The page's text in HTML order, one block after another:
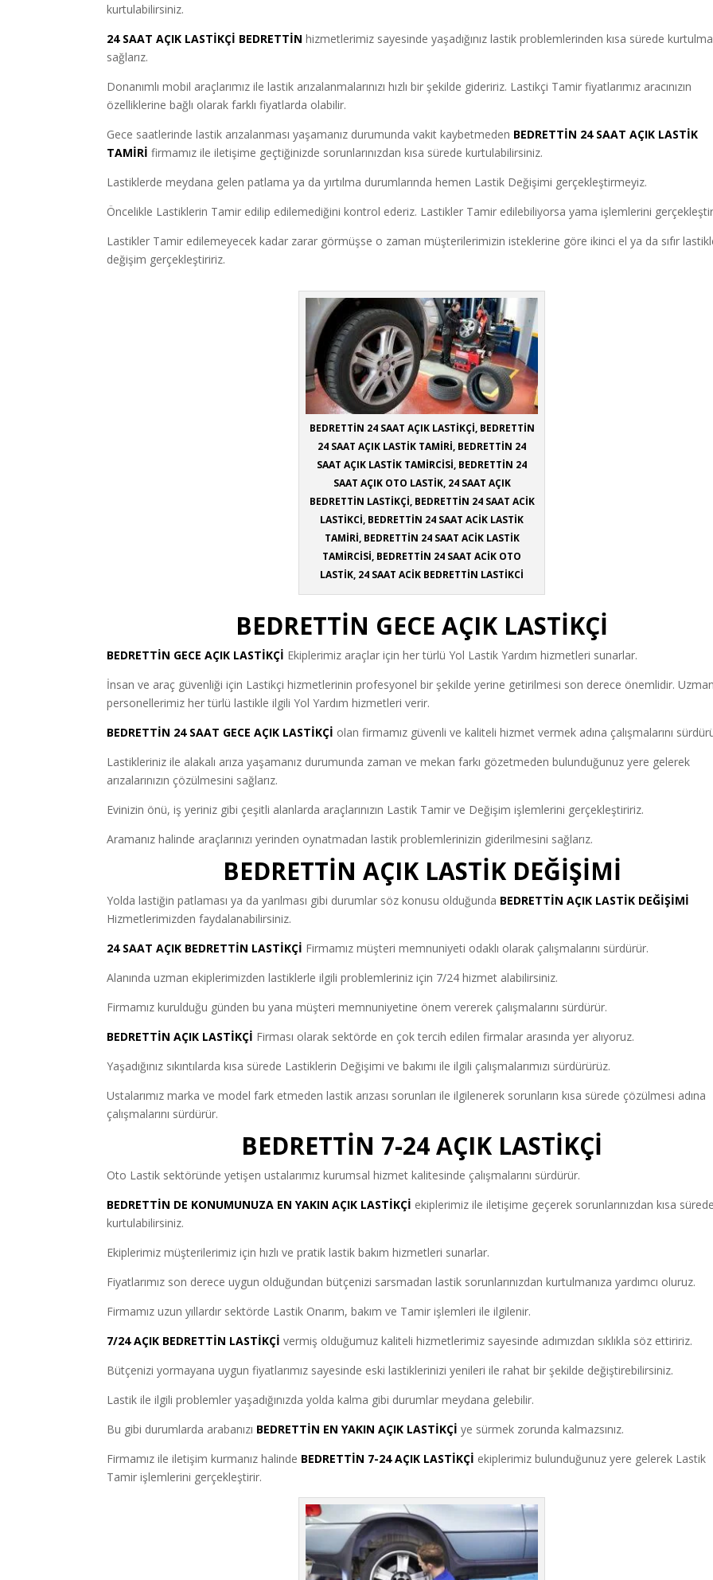
kurtulabilirsiniz.
24 SAAT AÇIK LASTİKÇİ BEDRETTİN hizmetlerimiz sayesinde yaşadığınız lastik problemlerinden kısa sürede
sağlarız.
Donanımlı mobil araçlarımız ile lastik arızalanmalarınızı hızlı bir şekilde gideririz. Lastikçi Tamir fiyatlarımız aracınızın
özelliklerine bağlı olarak farklı fiyatlarda olabilir.
Gece saatlerinde lastik arızalanması yaşamanız durumunda vakit kaybetmeden BEDRETTİN 24 SAAT AÇIK LASTİK
TAMİRİ firmamız ile iletişime geçtiğinizde sorunlarınızdan kısa sürede kurtulabilirsiniz.
Lastiklerde meydana gelen patlama ya da yırtılma durumlarında hemen Lastik Değişimi gerçekleştirmeyiz.
Öncelikle Lastiklerin Tamir edilip edilemediğini kontrol ederiz. Lastikler Tamir edilebiliyorsa yama işlemlerini
Lastikler Tamir edilemeyecek kadar zarar görmüşse o zaman müşterilerimizin isteklerine göre ikinci el ya da sıfır
değişim gerçekleştiririz.
BEDRETTİN 24 SAAT AÇIK LASTİKÇİ, BEDRETTİN
24 SAAT AÇIK LASTİK TAMİRİ, BEDRETTİN 24
SAAT AÇIK LASTİK TAMİRCİSİ, BEDRETTİN 24
SAAT AÇIK OTO LASTİK, 24 SAAT AÇIK
BEDRETTİN LASTİKÇİ, BEDRETTİN 24 SAAT ACİK
LASTİKCİ, BEDRETTİN 24 SAAT ACİK LASTİK
TAMİRİ, BEDRETTİN 24 SAAT ACİK LASTİK
TAMİRCİSİ, BEDRETTİN 24 SAAT ACİK OTO
LASTİK, 24 SAAT ACİK BEDRETTİN LASTİKCİ
BEDRETTİN GECE AÇIK LASTİKÇİ
BEDRETTİN GECE AÇIK LASTİKÇİ Ekiplerimiz araçlar için her türlü Yol Lastik Yardım hizmetleri sunarlar.
İnsan ve araç güvenliği için Lastikçi hizmetlerinin profesyonel bir şekilde yerine getirilmesi son derece önemlidir.
personellerimiz her türlü lastikle ilgili Yol Yardım hizmetleri verir.
BEDRETTİN 24 SAAT GECE AÇIK LASTİKÇİ olan firmamız güvenli ve kaliteli hizmet vermek adına çalışmalarını
Lastikleriniz ile alakalı arıza yaşamanız durumunda zaman ve mekan farkı gözetmeden bulunduğunuz yere gelerek
arızalarınızın çözülmesini sağlarız.
Evinizin önü, iş yeriniz gibi çeşitli alanlarda araçlarınızın Lastik Tamir ve Değişim işlemlerini gerçekleştiririz.
Aramanız halinde araçlarınızı yerinden oynatmadan lastik problemlerinizin giderilmesini sağlarız.
BEDRETTİN AÇIK LASTİK DEĞİŞİMİ
Yolda lastiğin patlaması ya da yarılması gibi durumlar söz konusu olduğunda BEDRETTİN AÇIK LASTİK DEĞİŞİMİ
Hizmetlerimizden faydalanabilirsiniz.
24 SAAT AÇIK BEDRETTİN LASTİKÇİ Firmamız müşteri memnuniyeti odaklı olarak çalışmalarını sürdürür.
Alanında uzman ekiplerimizden lastiklerle ilgili problemleriniz için 7/24 hizmet alabilirsiniz.
Firmamız kurulduğu günden bu yana müşteri memnuniyetine önem vererek çalışmalarını sürdürür.
BEDRETTİN AÇIK LASTİKÇİ Firması olarak sektörde en çok tercih edilen firmalar arasında yer alıyoruz.
Yaşadığınız sıkıntılarda kısa sürede Lastiklerin Değişimi ve bakımı ile ilgili çalışmalarımızı sürdürürüz.
Ustalarımız marka ve model fark etmeden lastik arızası sorunları ile ilgilenerek sorunların kısa sürede çözülmesi adına
çalışmalarını sürdürür.
BEDRETTİN 7-24 AÇIK LASTİKÇİ
Oto Lastik sektöründe yetişen ustalarımız kurumsal hizmet kalitesinde çalışmalarını sürdürür.
BEDRETTİN DE KONUMUNUZA EN YAKIN AÇIK LASTİKÇİ ekiplerimiz ile iletişime geçerek sorunlarınızdan kısa
kurtulabilirsiniz.
Ekiplerimiz müşterilerimiz için hızlı ve pratik lastik bakım hizmetleri sunarlar.
Fiyatlarımız son derece uygun olduğundan bütçenizi sarsmadan lastik sorunlarınızdan kurtulmanıza yardımcı oluruz.
Firmamız uzun yıllardır sektörde Lastik Onarım, bakım ve Tamir işlemleri ile ilgilenir.
7/24 AÇIK BEDRETTİN LASTİKÇİ vermiş olduğumuz kaliteli hizmetlerimiz sayesinde adımızdan sıklıkla söz ettiririz.
Bütçenizi yormayana uygun fiyatlarımız sayesinde eski lastiklerinizi yenileri ile rahat bir şekilde değiştirebilirsiniz.
Lastik ile ilgili problemler yaşadığınızda yolda kalma gibi durumlar meydana gelebilir.
Bu gibi durumlarda arabanızı BEDRETTİN EN YAKIN AÇIK LASTİKÇİ ye sürmek zorunda kalmazsınız.
Firmamız ile iletişim kurmanız halinde BEDRETTİN 7-24 AÇIK LASTİKÇİ ekiplerimiz bulunduğunuz yere gelerek Lastik
Tamir işlemlerini gerçekleştirir.